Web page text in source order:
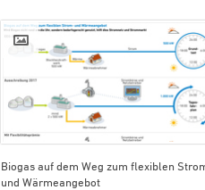
Biogas auf dem Weg zum flexiblen
und Wärmeangebot